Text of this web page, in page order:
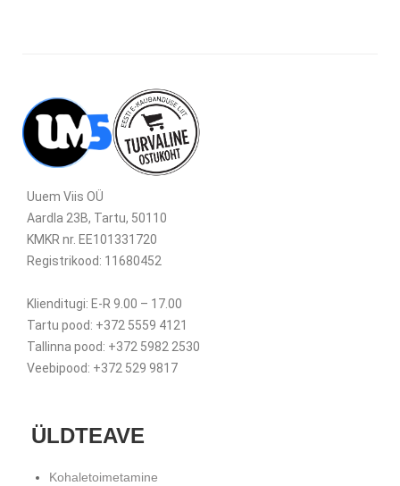
Uuem Viis OÜ
Aardla 23B, Tartu, 50110
KMKR nr. EE101331720
Registrikood: 11680452
Klienditugi: E-R 9.00 – 17.00
Tartu pood: +372 5559 4121
Tallinna pood: +372 5982 2530
Veebipood: +372 529 9817
ÜLDTEAVE
Kohaletoimetamine